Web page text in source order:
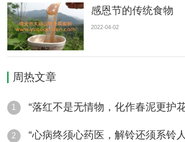
感恩节的传统食物
2022-04-02
周热文章
1 “落红不是无情物，化作春泥更护
2 “心病终须心药医，解铃还须系铃人